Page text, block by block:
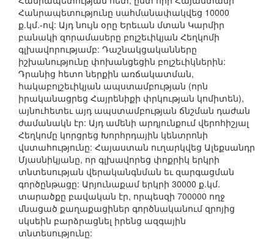
Հանրապետությունը սահմանափակվեց 10000
ք.կմ.-ով: Այդ նույն օրը Երեւան մտան Կարմիր
բանակի զորամասերը բոլշեւիկյան Հեղկոմի
գլխավորությամբ: Դաշնակցականները
իշխանությունը փոխանցեցին բոլշեւիկներին:
Դրանից հետո ներքին առճակատման,
հակաբոլշեւիկյան ապստամբության (որն
իրականացրեց Հայրենիքի փրկության կոմիտեն),
այնուհետեւ այդ ապստամբության ճնշման դաժան
ժամանակն էր: Այդ ամենի արդյունքում վերոհիշյալ
Հեղկոմը կորցրեց Խորհրդային կենտրոնի
վստահությունը: Հայաստան ուղարկվեց Ալեքսանդր
Մյասնիկյանը, որ գլխավորեց փոքրիկ երկրի
տնտեսության վերականգնման եւ զարգացման
գործընթացը: Արյունաքամ երկրի 30000 ք.կմ.
տարածքը բավական էր, որպեսզի 700000 ողջ
մնացած քաղաքացիներ գործնականում զրոյից
սկսեին բարձրացնել իրենց ազգային
տնտեսությունը: